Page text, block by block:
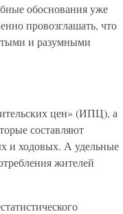
обоснования уже
провозглашать, что
и разумными
цен» (ИПЦ), а
составляют
и ходовых. А удельные
жителей